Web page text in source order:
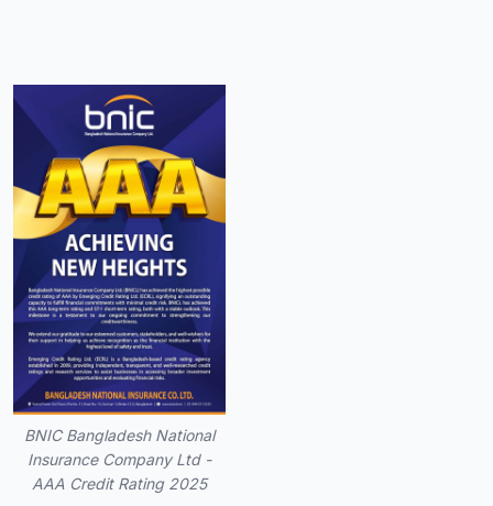
BNIC Bangladesh National
Insurance Company Ltd -
AAA Credit Rating 2025